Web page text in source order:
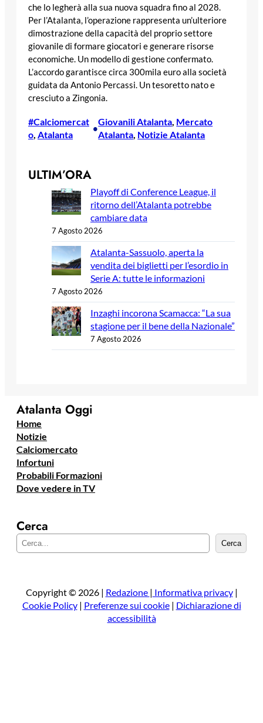
che lo legherà alla sua nuova squadra fino al 2028.
Per l’Atalanta, l’operazione rappresenta un’ulteriore
dimostrazione della capacità del proprio settore
giovanile di formare giocatori e generare risorse
economiche. Un modello di gestione confermato.
L’accordo garantisce circa 300mila euro alla società
guidata da Antonio Percassi. Un tesoretto nato e
cresciuto a Zingonia.
#Calciomercat
o, Atalanta
•
Giovanili Atalanta, Mercato
Atalanta, Notizie Atalanta
ULTIM’ORA
Playoff di Conference League, il
ritorno dell’Atalanta potrebbe
cambiare data
7 Agosto 2026
Atalanta-Sassuolo, aperta la
vendita dei biglietti per l’esordio in
Serie A: tutte le informazioni
7 Agosto 2026
Inzaghi incorona Scamacca: “La sua
stagione per il bene della Nazionale”
7 Agosto 2026
Atalanta Oggi
Home
Notizie
Calciomercato
Infortuni
Probabili Formazioni
Dove vedere in TV
Cerca
e
a
Cerca
Copyright © 2026 | Redazione | Informativa privacy|
Cookie Policy| Preferenze sui cookie| Dichiarazione di
accessibilità